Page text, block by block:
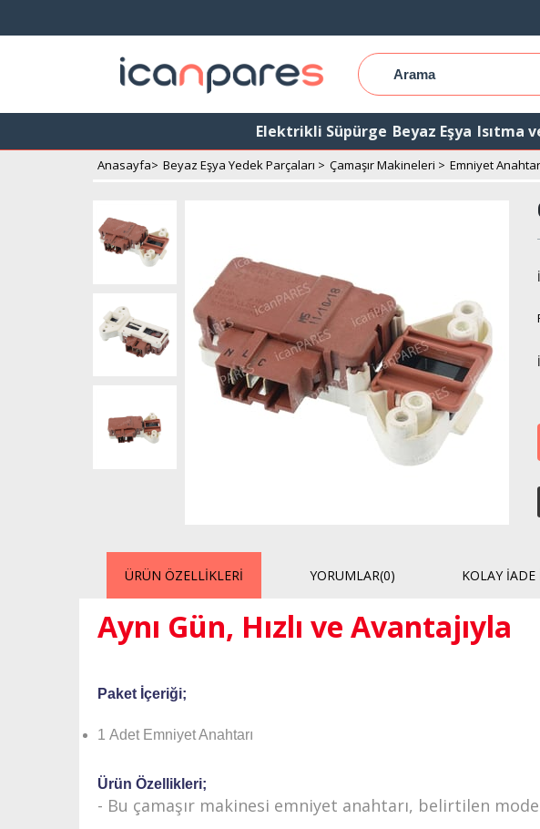
Elektrikli Süpürge Beyaz Eşya Isıtma
Anasayfa> Beyaz Eşya Yedek Parçaları > Çamaşır Makineleri > Emniyet
ÜRÜN ÖZELLIKLERI YORUMLAR(0) KOLAY İADE
Aynı Gün, Hızlı ve Avantajıyla
Paket İçeriği;
1 Adet Emniyet Anahtarı
Ürün Özellikleri;
- Bu çamaşır makinesi emniyet anahtarı, belirtilen